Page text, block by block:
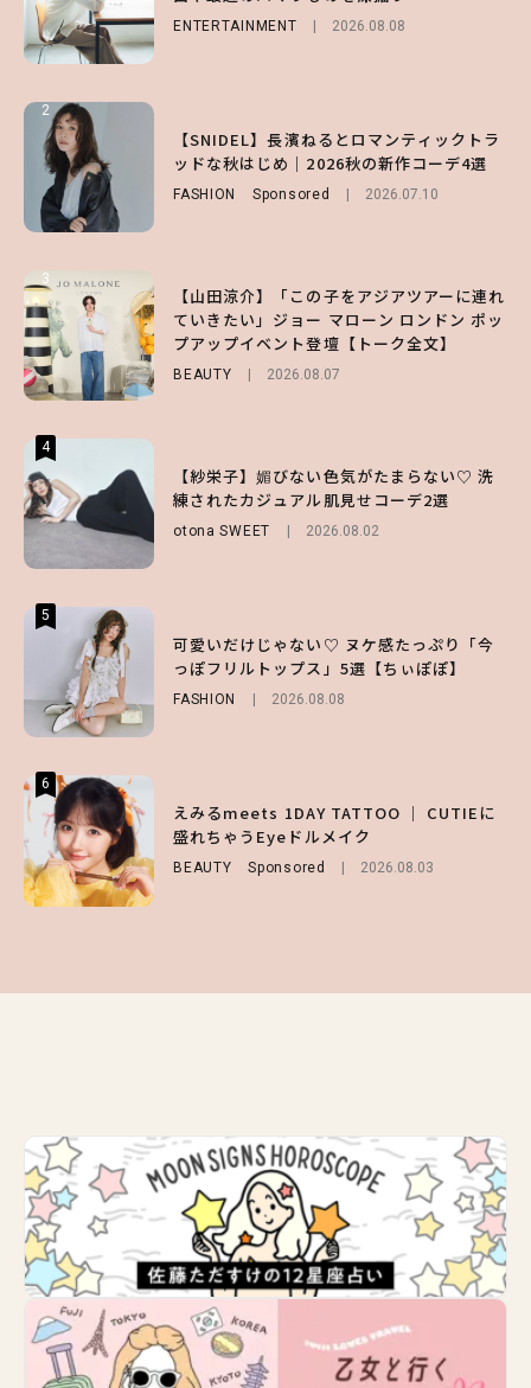
ENTERTAINMENT 2026.08.08
2
【SNIDEL】長濱ねるとロマンティックトラ
ッドな秋はじめ｜2026秋の新作コーデ4選
FASHION Sponsored 2026.07.10
3
【山田涼介】「この子をアジアツアーに連れ
ていきたい」ジョー マローン ロンドン ポッ
プアップイベント登壇【トーク全文】
BEAUTY 2026.08.07
4
【紗栄子】媚びない色気がたまらない♡ 洗
練されたカジュアル肌見せコーデ2選
otona SWEET 2026.08.02
5
可愛いだけじゃない♡ ヌケ感たっぷり「今
っぽフリルトップス」5選【ちぃぽぽ】
FASHION 2026.08.08
6
えみるmeets 1DAY TATTOO ｜ CUTIEに
盛れちゃうEyeドルメイク
BEAUTY Sponsored 2026.08.03
BEAUTY 2026.08.01
2
【森香澄】理想のスタイルはどう作る？体型
キープの秘訣や夏の過ごし方など独占インタ
ビュー！
ENTERTAINMENT 2026.07.31
3
【ハローキティ】がスシローと初コラボ♡
第1弾の気になるメニュー＆限定グッズを総
チェック！
LIFESTYLE 2026.07.31
4
【SNIDEL】長濱ねるとロマンティックトラ
ッドな秋はじめ｜2026秋の新作コーデ4選
FASHION Sponsored 2026.07.10
5
【ALD1】グループの魅力＆素顔に迫る♡ 一
問一答をお届け！【sweet web独占】
ENTERTAINMENT 2026.08.03
6
【庄司浩平】初デートの勝負服は？夏の思い
出や最近のハマりものを深掘り
ENTERTAINMENT 2026.08.08
FASHION Sponsored 2026.07.10
2
【付録】総柄ハローキティが可愛すぎ♡ 紀
ノ国屋コラボの“優秀保冷バッグ”は夏の強
い味方！【オトナミューズ9月号増刊】
3
【谷まりあ】夏は“シアースカート”でさり
げなく肌見せ！透け感のニュアンスを楽しめ
るマストハブアイテム4選
FASHION 2026.07.19
4
【ハローキティ】がスシローと初コラボ♡
第1弾の気になるメニュー＆限定グッズを総
チェック！
2026.07.31
5
【夏ヘアのくずれ・うねりに】ヘアメイク夢
月直伝♡ ドライシャンプー「バティスト」
を使ったプロ級スタイリング3選
Sponsored
6
【GU】夏の“主役級”アイテム決定！ヘルシ
ー＆可愛すぎる「大人の肌見せ」トップス3
選
2026.07.19